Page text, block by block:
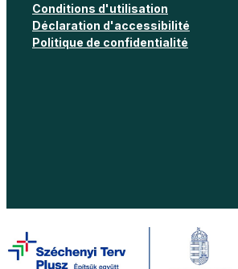
Conditions d'utilisation
Déclaration d'accessibilité
Politique de confidentialité